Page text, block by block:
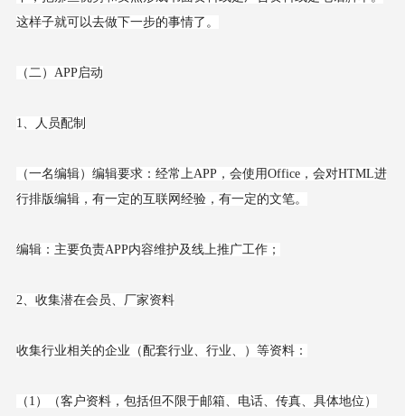
这样子就可以去做下一步的事情了。
（二）APP启动
1、人员配制
（一名编辑）编辑要求：经常上APP，会使用Office，会对HTML进
行排版编辑，有一定的互联网经验，有一定的文笔。
编辑：主要负责APP内容维护及线上推广工作；
2、收集潜在会员、厂家资料
收集行业相关的企业（配套行业、行业、）等资料：
（1）（客户资料，包括但不限于邮箱、电话、传真、具体地位）